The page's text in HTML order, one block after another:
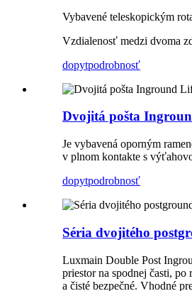
Vybavené teleskopickým
Vzdialenosť medzi dvoma
dopytpodrobnosť
Dvojitá pošta
Je vybavená oporným
v plnom kontakte s
dopytpodrobnosť
Séria dvojitého
Luxmain Double Post
priestor na spodnej časti,
a čisté bezpečné. Vhodné